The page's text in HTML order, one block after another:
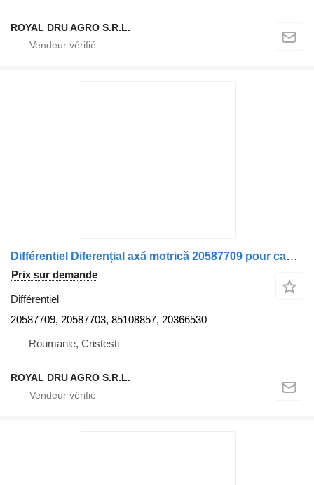
ROYAL DRU AGRO S.R.L.
Différentiel Diferențial axă motrică 20587709 pour camion Volvo 20587709 / 20587703 / 85108857 / 20366530
Prix sur demande
Différentiel
20587709, 20587703, 85108857, 20366530
Roumanie, Cristesti
ROYAL DRU AGRO S.R.L.